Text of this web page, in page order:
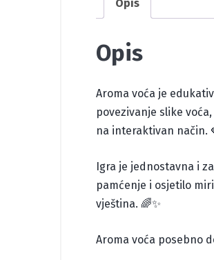
Opis
Opis
Aroma voća je
povezivanje slike
na interaktivan način.
Igra je jednostavna i
pamćenje i osjetilo
vještina. 🌈✨
Aroma voća posebno